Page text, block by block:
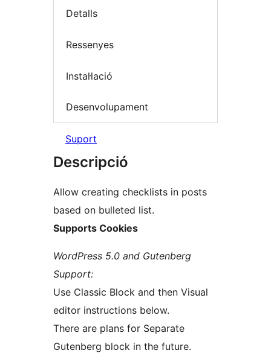
Detalls
Ressenyes
Instal·lació
Desenvolupament
Suport
Descripció
Allow creating checklists in posts
based on bulleted list.
Supports Cookies
WordPress 5.0 and Gutenberg
Support:
Use Classic Block and then Visual
editor instructions below.
There are plans for Separate
Gutenberg block in the future.